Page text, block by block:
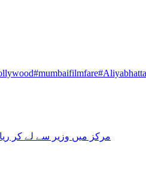
مرکز میں وزیر سے لے کر